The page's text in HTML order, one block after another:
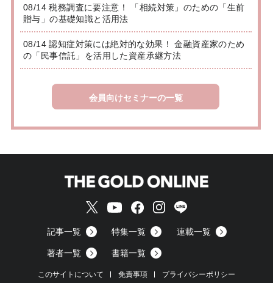
08/14 税務調査に要注意！ 「相続対策」のための「生前
贈与」の基礎知識と活用法
08/14 認知症対策には絶対的な効果！ 金融資産家のため
の「民事信託」を活用した資産承継方法
会員向けセミナーの一覧
記事一覧 特集一覧 連載一覧
著者一覧 書籍一覧
このサイトについて 免責事項 プライバシーポリシー